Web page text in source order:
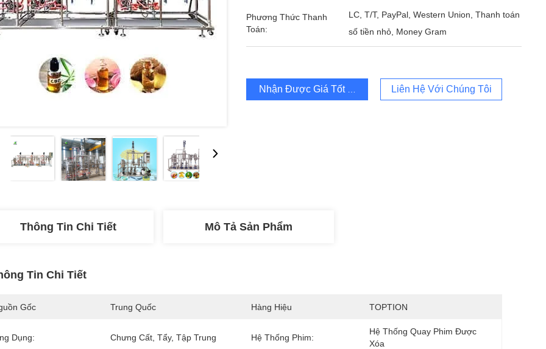
Phương Thức Thanh
Toán:
LC, T/T, PayPal, Western Union, Thanh toán
số tiền nhỏ, Money Gram
Nhận Được Giá Tốt Nhất Liên Hệ Với Chúng Tôi
Thông Tin Chi Tiết Mô Tả Sản Phẩm
Tin Chi Tiết
Gốc Trung Quốc Hàng Hiệu TOPTION
Dụng: Chưng Cất, Tẩy, Tập Trung Hệ Thống Phim:
Hệ Thống Quay Phim Được
Xóa